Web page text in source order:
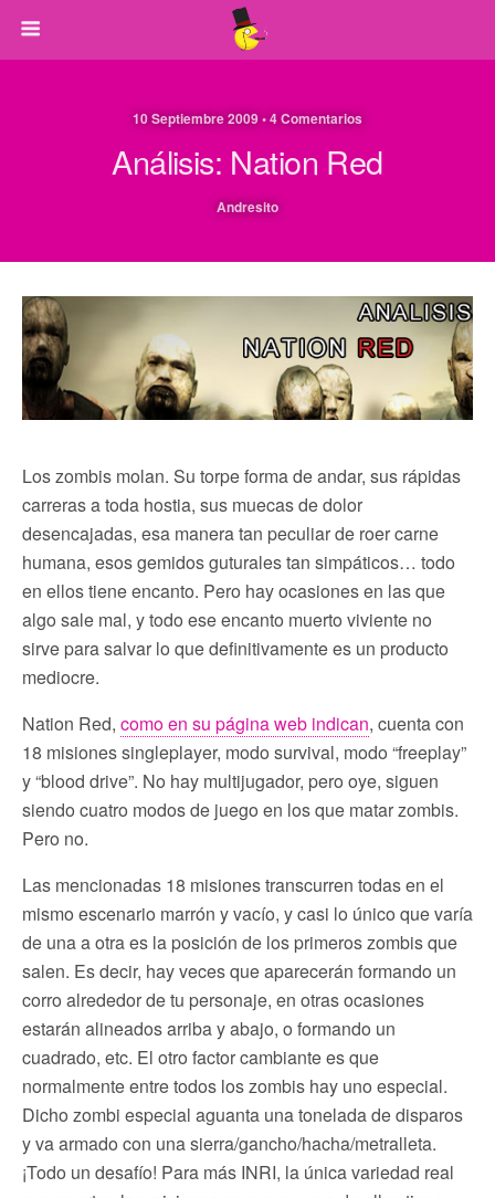
10 Septiembre 2009 • 4 Comentarios
Análisis: Nation Red
Andresito
Los zombis molan. Su torpe forma de andar, sus rápidas
carreras a toda hostia, sus muecas de dolor
desencajadas, esa manera tan peculiar de roer carne
humana, esos gemidos guturales tan simpáticos… todo
en ellos tiene encanto. Pero hay ocasiones en las que
algo sale mal, y todo ese encanto muerto viviente no
sirve para salvar lo que definitivamente es un producto
mediocre.
Nation Red, como en su página web indican, cuenta con
18 misiones singleplayer, modo survival, modo “freeplay”
y “blood drive”. No hay multijugador, pero oye, siguen
siendo cuatro modos de juego en los que matar zombis.
Pero no.
Las mencionadas 18 misiones transcurren todas en el
mismo escenario marrón y vacío, y casi lo único que varía
de una a otra es la posición de los primeros zombis que
salen. Es decir, hay veces que aparecerán formando un
corro alrededor de tu personaje, en otras ocasiones
estarán alineados arriba y abajo, o formando un
cuadrado, etc. El otro factor cambiante es que
normalmente entre todos los zombis hay uno especial.
Dicho zombi especial aguanta una tonelada de disparos
y va armado con una sierra/gancho/hacha/metralleta.
¡Todo un desafío! Para más INRI, la única variedad real